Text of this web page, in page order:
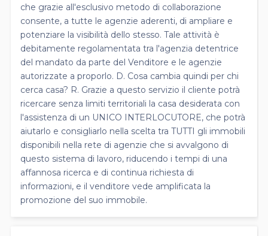
che grazie all'esclusivo metodo di collaborazione
consente, a tutte le agenzie aderenti, di ampliare e
potenziare la visibilità dello stesso. Tale attività è
debitamente regolamentata tra l'agenzia detentrice
del mandato da parte del Venditore e le agenzie
autorizzate a proporlo. D. Cosa cambia quindi per chi
cerca casa? R. Grazie a questo servizio il cliente potrà
ricercare senza limiti territoriali la casa desiderata con
l'assistenza di un UNICO INTERLOCUTORE, che potrà
aiutarlo e consigliarlo nella scelta tra TUTTI gli immobili
disponibili nella rete di agenzie che si avvalgono di
questo sistema di lavoro, riducendo i tempi di una
affannosa ricerca e di continua richiesta di
informazioni, e il venditore vede amplificata la
promozione del suo immobile.